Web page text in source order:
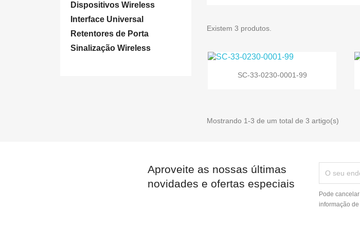
Dispositivos Wireless
Interface Universal
Retentores de Porta
Sinalização Wireless
Existem 3 produtos.
 Vista rápida
SC-33-0230-0001-99
Mostrando 1-3 de um total de 3 artigo(s)
Aproveite as nossas últimas
novidades e ofertas especiais
Pode
informação